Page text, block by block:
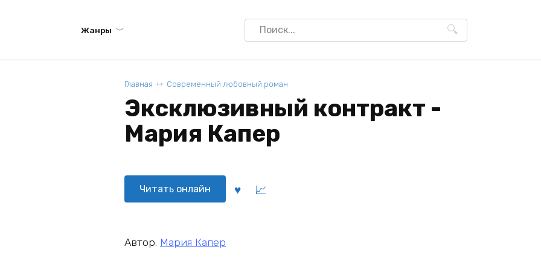
Жанры
Search
for:
Главная Современный любовный роман
Эксклюзивный контракт -
Мария Капер
Читать онлайн
Автор: Мария Капер